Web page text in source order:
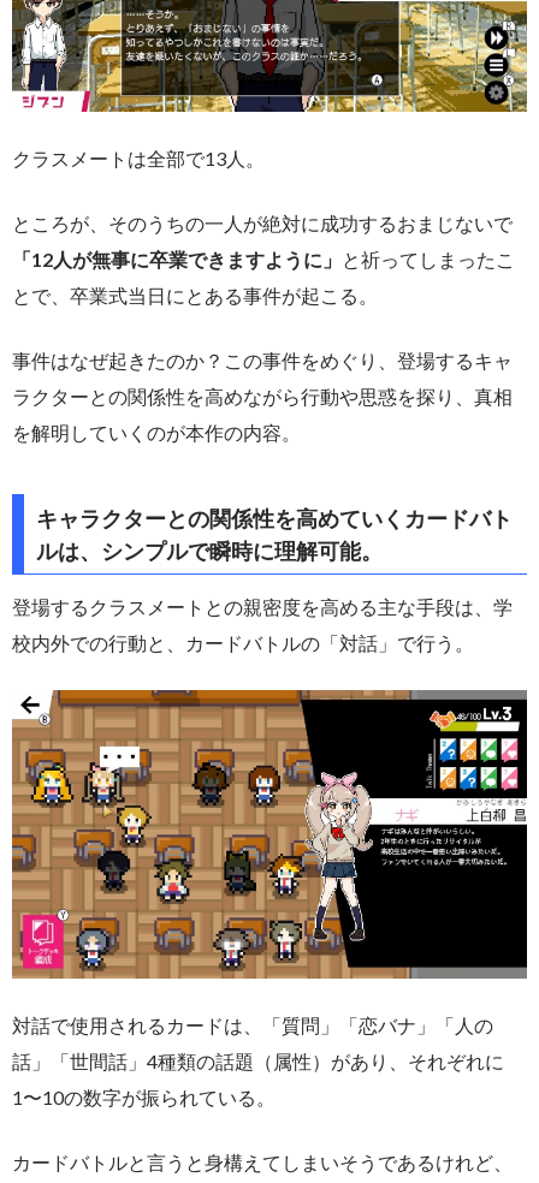
クラスメートは全部で13人。
ところが、そのうちの一人が絶対に成功するおまじないで
「12人が無事に卒業できますように」 と祈ってしまったこ
とで、卒業式当日にとある事件が起こる。
事件はなぜ起きたのか？この事件をめぐり、登場するキャ
ラクターとの関係性を高めながら行動や思惑を探り、真相
を解明していくのが本作の内容。
キャラクターとの関係性を高めていくカードバト
ルは、シンプルで瞬時に理解可能。
登場するクラスメートとの親密度を高める主な手段は、学
校内外での行動と、カードバトルの「対話」で行う。
対話で使用されるカードは、「質問」「恋バナ」「人の
話」「世間話」4種類の話題（属性）があり、それぞれに
1〜10の数字が振られている。
カードバトルと言うと身構えてしまいそうであるけれど、